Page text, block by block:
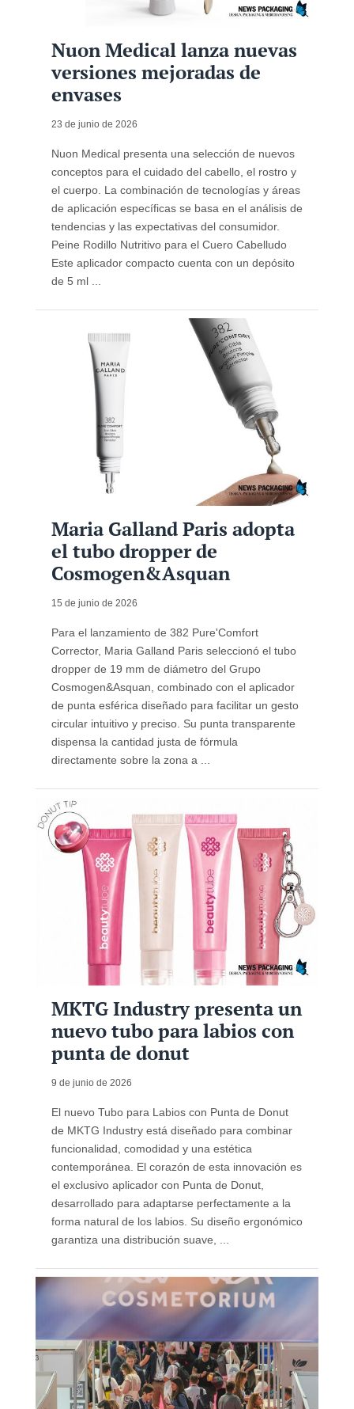
Nuon Medical lanza nuevas
versiones mejoradas de
envases
23 de junio de 2026
Nuon Medical presenta una selección de nuevos
conceptos para el cuidado del cabello, el rostro y
el cuerpo. La combinación de tecnologías y áreas
de aplicación específicas se basa en el análisis de
tendencias y las expectativas del consumidor.
Peine Rodillo Nutritivo para el Cuero Cabelludo
Este aplicador compacto cuenta con un depósito
de 5 ml ...
Maria Galland Paris adopta
el tubo dropper de
Cosmogen&Asquan
15 de junio de 2026
Para el lanzamiento de 382 Pure'Comfort
Corrector, Maria Galland Paris seleccionó el tubo
dropper de 19 mm de diámetro del Grupo
Cosmogen&Asquan, combinado con el aplicador
de punta esférica diseñado para facilitar un gesto
circular intuitivo y preciso. Su punta transparente
dispensa la cantidad justa de fórmula
directamente sobre la zona a ...
MKTG Industry presenta un
nuevo tubo para labios con
punta de donut
9 de junio de 2026
El nuevo Tubo para Labios con Punta de Donut
de MKTG Industry está diseñado para combinar
funcionalidad, comodidad y una estética
contemporánea. El corazón de esta innovación es
el exclusivo aplicador con Punta de Donut,
desarrollado para adaptarse perfectamente a la
forma natural de los labios. Su diseño ergonómico
garantiza una distribución suave, ...